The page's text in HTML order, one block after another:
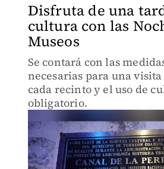
Disfruta de una
cultura con las
Museos
Se contará con las
necesarias para una
cada recinto y el uso de
obligatorio.